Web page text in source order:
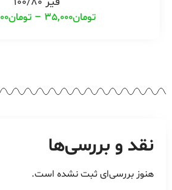
تومان35,000
– تومان
نقد و بررسی‌ها
هنوز بررسی‌ای ثبت نشده است.